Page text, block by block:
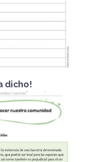
dicho!